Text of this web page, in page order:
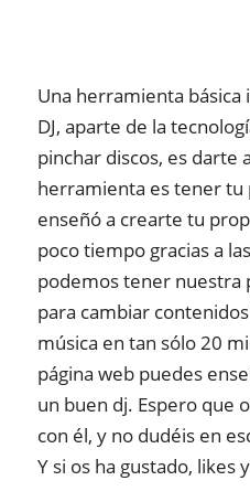
Una herramienta básica
DJ, aparte de la
pinchar discos, es darte
herramienta es tener tu
enseñó a crearte tu
poco tiempo gracias a
podemos tener nuestra
para cambiar
música en tan sólo 20
página web puedes
un buen dj. Espero que
con él, y no dudéis en
Y si os ha gustado, likes